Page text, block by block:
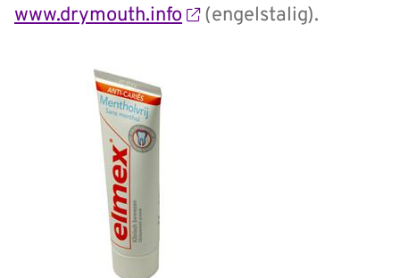
www.drymouth.info
(engelstalig).